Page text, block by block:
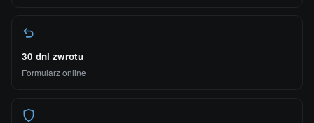
30 dni zwrotu
Formularz online